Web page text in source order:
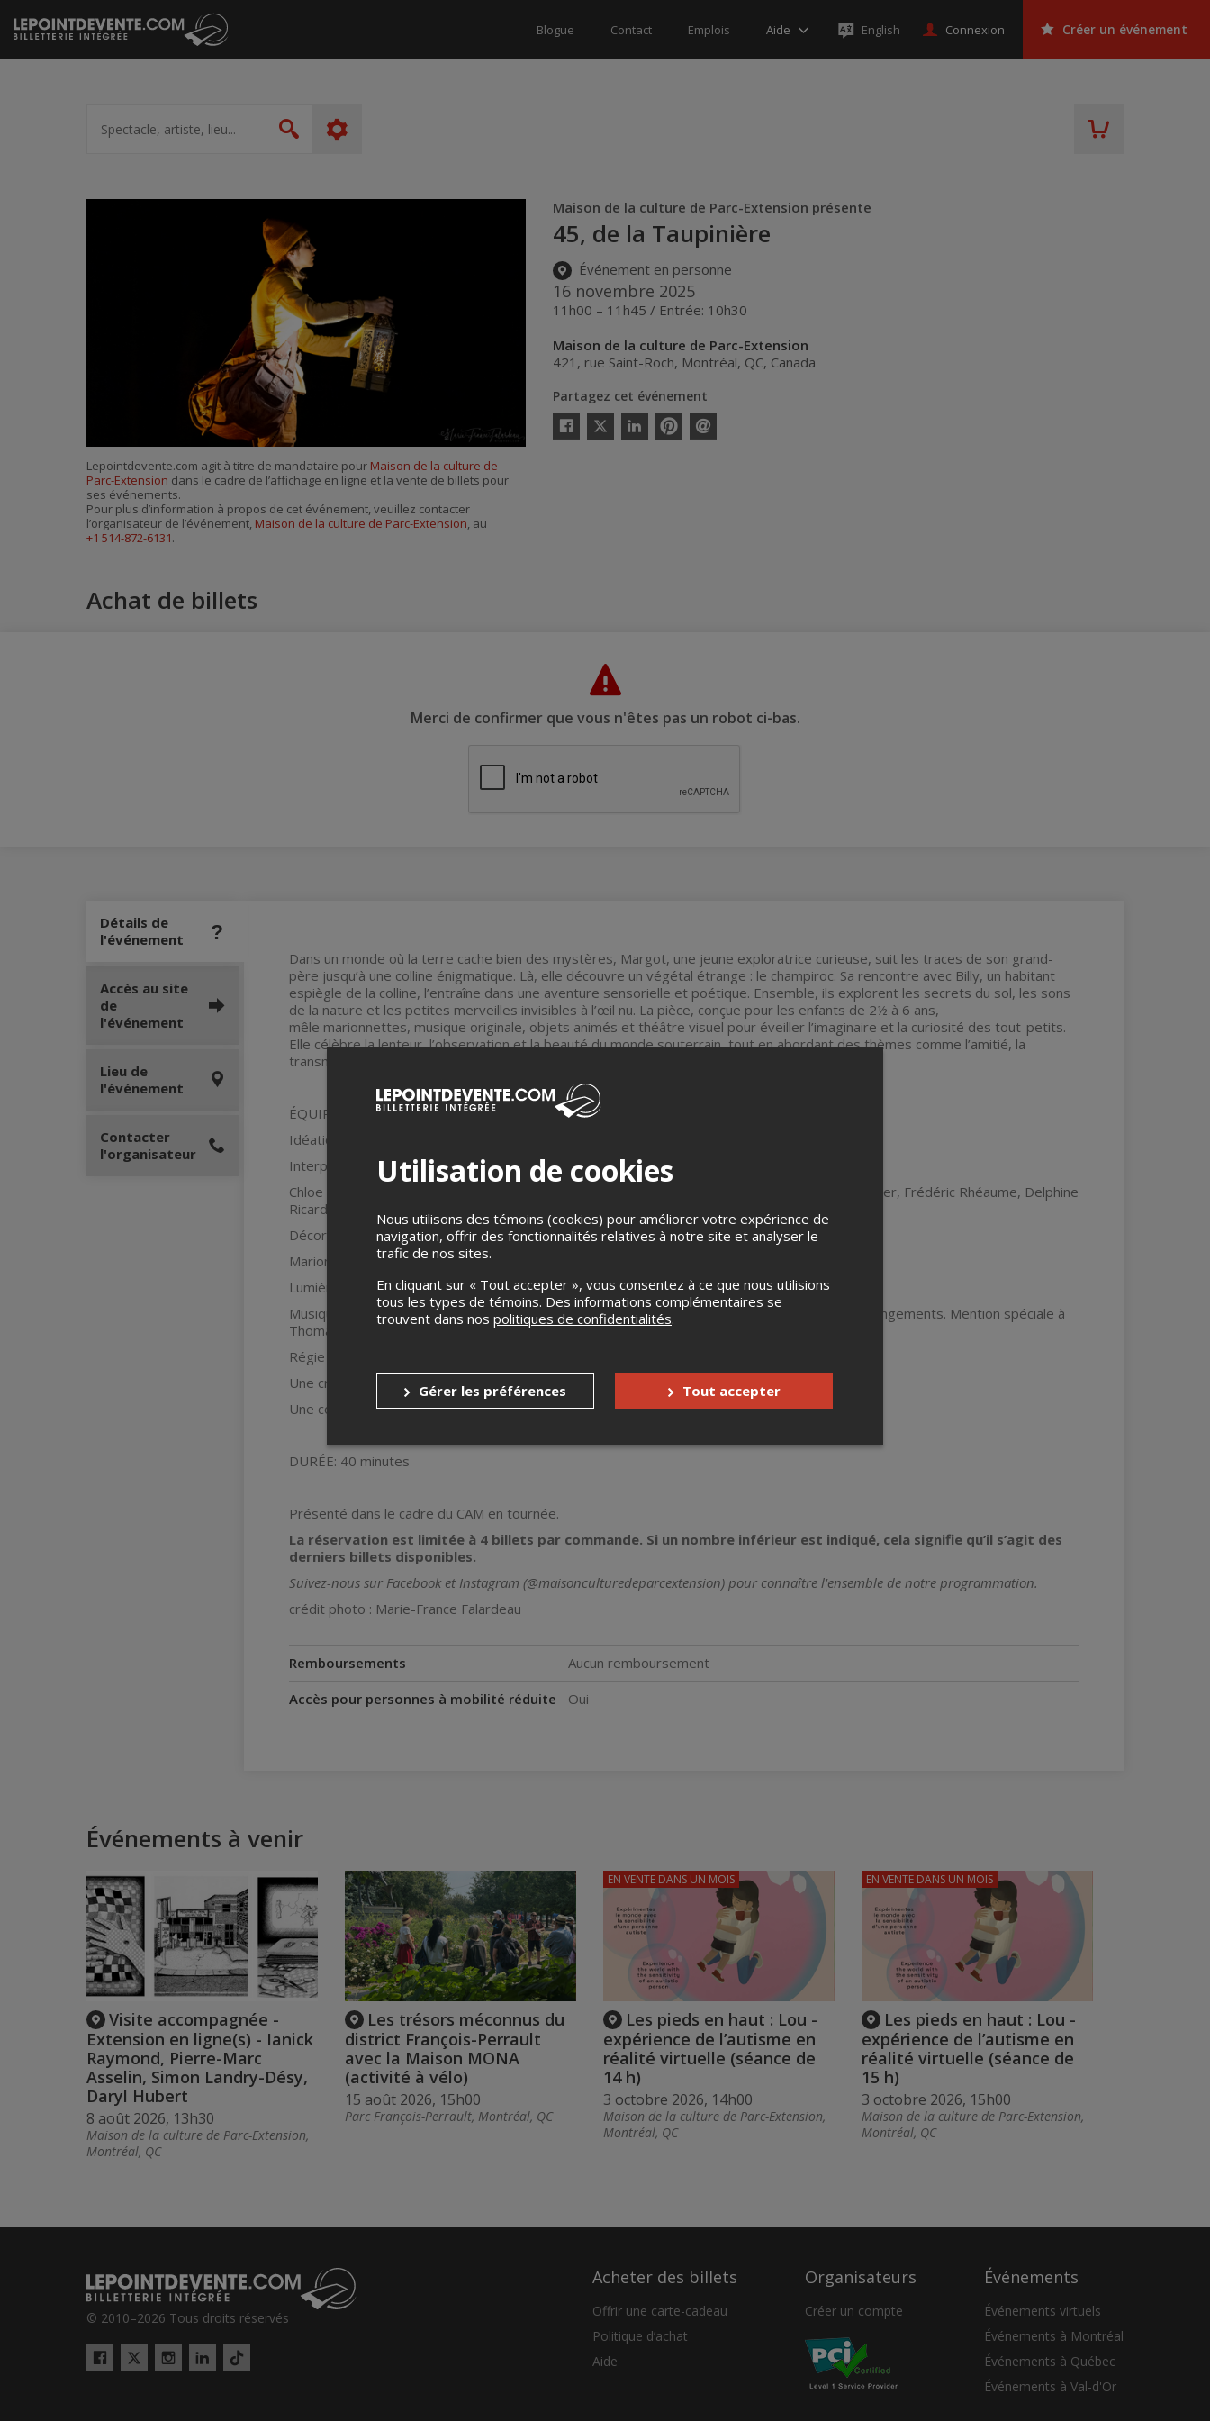
Passer
au
contenu
Blogue Contact Emplois Aide English Connexion Créer un événement
artiste,
lieu...
Rechercher
Maison de la culture de Parc-Extension présente
45, de la Taupinière
Événement en personne
16 novembre 2025
11h00 – 11h45 / Entrée: 10h30
Maison de la culture de Parc-Extension
421, rue Saint-Roch, Montréal, QC, Canada
Partagez cet événement
Facebook
Twitter
LinkedinPinterestEnvoyer
Lepointdevente.com agit à titre de mandataire pour Maison de la culture de
Parc-Extension dans le cadre de l’affichage en ligne et la vente de billets pour
ses événements.
Pour plus d’information à propos de cet événement, veuillez contacter
l’organisateur de l’événement, Maison de la culture de Parc-Extension, au
+1 514-872-6131.
Achat de billets
Merci de confirmer que vous n'êtes pas un robot ci-bas.
Détails de
l'événement
Dans un monde où la terre cache bien des mystères, Margot, une jeune exploratrice curieuse, suit les traces de son grand-
père jusqu’à une colline énigmatique. Là, elle découvre un végétal étrange : le champiroc. Sa rencontre avec Billy, un habitant
espiègle de la colline, l’entraîne dans une aventure sensorielle et poétique. Ensemble, ils explorent les secrets du sol, les sons
de la nature et les petites merveilles invisibles à l’œil nu. La pièce, conçue pour les enfants de 2½ à 6 ans,
mêle marionnettes, musique originale, objets animés et théâtre visuel pour éveiller l’imaginaire et la curiosité des tout-petits.
Elle célèbre la lenteur, l’observation et la beauté du monde souterrain, tout en abordant des thèmes comme l’amitié, la
transmission et la découverte. Une expérience douce et immersive, à hauteur d’enfant.
ÉQUIPE DE CRÉATION:
Idéation texte et mise en scène : Isabelle Payant, en co-création avec les interprètes-étudiants
Interprètes (en alternance):
Chloe Deriaz, Charlie Gauvreau, Kym Gosselin, Héloïse Lalumière, Félix Poirier, Camille Provencher, Frédéric Rhéaume, Delphine
Ricard, Lou Séguin, Amélie Tremblay
Décor: Clémentine Verheagen et Isabelle Payant
Marionnettes et costumes : Isabelle Payant
Lumière : Nancy Longchamp
Musique : étudiants du département de musique du Collège Lionel-Groulx – composition et arrangements. Mention spéciale à
Thomas Tremblay et Adam Plante
Régie : Delphine Ricard ou Chloe Deriaz
Une création du Collectif de la colline, en co-diffusion avec le Théâtre des Petites Âmes
Une coproduction du Collège Lionel-Groulx, de la Ville de Blainville et du Petit Théâtre du Nord
DURÉE: 40 minutes
Présenté dans le cadre du CAM en tournée.
La réservation est limitée à 4 billets par commande. Si un nombre inférieur est indiqué, cela signifie qu’il s’agit des
derniers billets disponibles.
Suivez-nous sur Facebook et Instagram (@maisonculturedeparcextension) pour connaître l'ensemble de notre programmation.
crédit photo : Marie-France Falardeau
Remboursements
Aucun remboursement
Accès pour personnes à mobilité réduite
Oui
Accès au site
de
l'événement
Lieu de
l'événement
Contacter
l'organisateur
Événements à venir
Visite accompagnée -
Extension en ligne(s) - Ianick
Raymond, Pierre-Marc
Asselin, Simon Landry-Désy,
Daryl Hubert
8 août 2026, 13h30
Maison de la culture de Parc-Extension,
Montréal, QC
Les trésors méconnus du
district François-Perrault
avec la Maison MONA
(activité à vélo)
15 août 2026, 15h00
Parc François-Perrault, Montréal, QC
Les pieds en haut : Lou -
expérience de l’autisme en
réalité virtuelle (séance de
14 h)
3 octobre 2026, 14h00
Maison de la culture de Parc-Extension,
Montréal, QC
EN VENTE DANS UN MOIS
Les pieds en haut : Lou -
expérience de l’autisme en
réalité virtuelle (séance de
15 h)
3 octobre 2026, 15h00
Maison de la culture de Parc-Extension,
Montréal, QC
EN VENTE DANS UN MOIS
© 2010–2026 Tous droits réservés
Facebook
Twitter
InstagramLinkedIn
Tiktok
Acheter des billets
Offrir une carte-cadeau
Politique d’achat
Aide
Organisateurs
Créer un compte
Événements
Événements virtuels
Événements à Montréal
Événements à Québec
Événements à Val-d'Or
Utilisation de cookies
Nous utilisons des témoins (cookies) pour améliorer votre expérience de
navigation, offrir des fonctionnalités relatives à notre site et analyser le
trafic de nos sites.
En cliquant sur « Tout accepter », vous consentez à ce que nous utilisions
tous les types de témoins. Des informations complémentaires se
trouvent dans nos politiques de confidentialités.
Gérer les préférences Tout accepter